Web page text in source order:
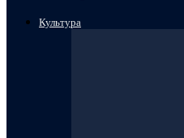
Культура